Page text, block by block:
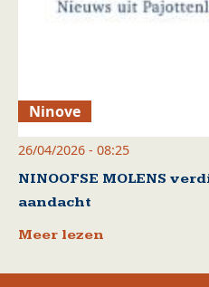
Ninove
26/04/2026 - 08:25
NINOOFSE MOLENS
aandacht
Meer lezen